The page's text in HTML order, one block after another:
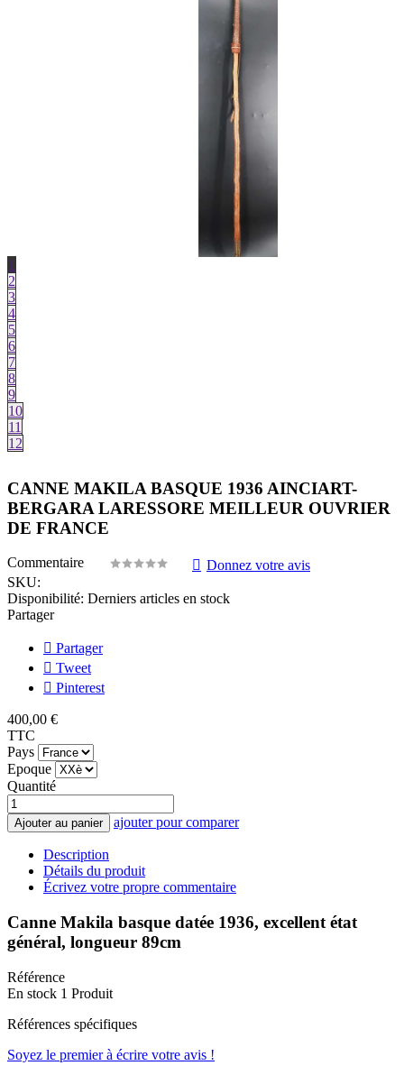
1
2
3
4
5
6
7
8
9
10
11
12
CANNE MAKILA BASQUE 1936 AINCIART-
BERGARA LARESSORE MEILLEUR OUVRIER
DE FRANCE
Commentaire
Donnez votre avis
SKU:
Disponibilité: Derniers articles en stock
Partager
Partager
Tweet
Pinterest
400,00 €
TTC
Pays
Epoque
Quantité
Ajouter au panier ajouter pour comparer
Description
Détails du produit
Écrivez votre propre commentaire
Canne Makila basque datée 1936, excellent état
général, longueur 89cm
Référence
En stock 1 Produit
Références spécifiques
Soyez le premier à écrire votre avis !